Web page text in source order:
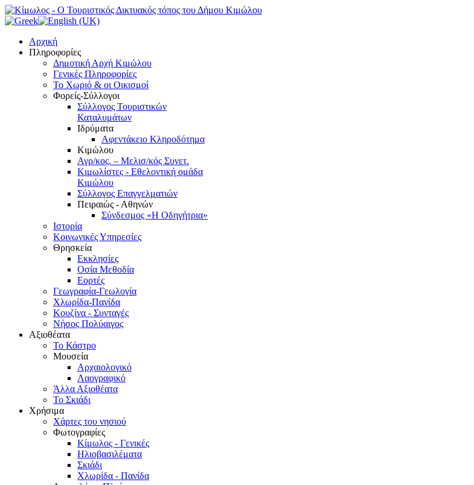
Αρχική
Πληροφορίες
Δημοτική Αρχή Κιμώλου
Γενικές Πληροφορίες
Το Xωριό & οι Οικισμοί
Φορείς-Σύλλογοι
Σύλλογος Τουριστικών
Καταλυμάτων
Ιδρύματα
Αφεντάκειο Κληροδότημα
Κιμώλου
Αγρ/κος. – Μελισ/κός Συνετ.
Κιμωλίστες - Εθελοντική ομάδα
Κιμώλου
Σύλλογος Επαγγελματιών
Πειραιώς - Αθηνών
Σύνδεσμος «Η Οδηγήτρια»
Ιστορία
Κοινωνικές Υπηρεσίες
Θρησκεία
Εκκλησίες
Οσία Μεθοδία
Εορτές
Γεωγραφία-Γεωλογία
Χλωρίδα-Πανίδα
Κουζίνα - Συνταγές
Νήσος Πολύαιγος
Αξιοθέατα
Το Κάστρο
Μουσεία
Αρχαιολογικό
Λαογραφικό
Άλλα Αξιοθέατα
Το Σκιάδι
Χρήσιμα
Χάρτες του νησιού
Φωτογραφίες
Κίμωλος - Γενικές
Ηλιοβασιλέματα
Σκιάδι
Χλωρίδα - Πανίδα